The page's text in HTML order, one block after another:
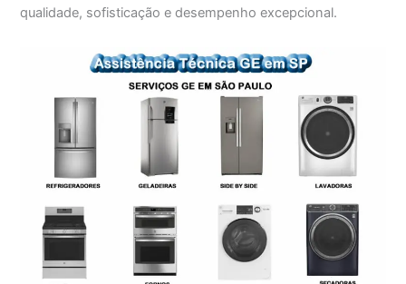
qualidade, sofisticação e desempenho excepcional.